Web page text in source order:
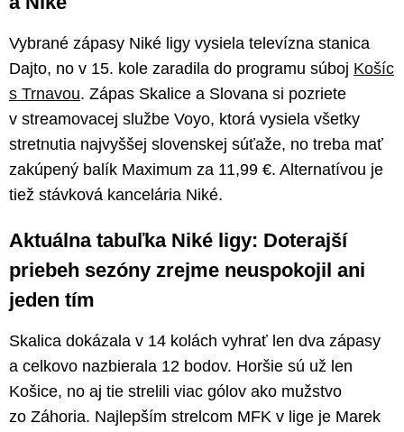
Vybrané zápasy Niké ligy vysiela televízna stanica
Dajto, no v 15. kole zaradila do programu súboj Košíc
s Trnavou. Zápas Skalice a Slovana si pozriete
v streamovacej službe Voyo, ktorá vysiela všetky
stretnutia najvyššej slovenskej súťaže, no treba mať
zakúpený balík Maximum za 11,99 €. Alternatívou je
tiež stávková kancelária Niké.
Aktuálna tabuľka Niké ligy: Doterajší
priebeh sezóny zrejme neuspokojil ani
jeden tím
Skalica dokázala v 14 kolách vyhrať len dva zápasy
a celkovo nazbierala 12 bodov. Horšie sú už len
Košice, no aj tie strelili viac gólov ako mužstvo
zo Záhoria. Najlepším strelcom MFK v lige je Marek